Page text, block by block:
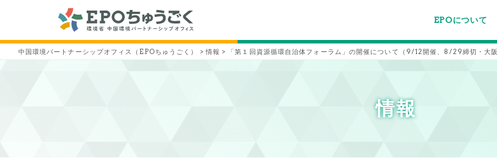
EPOについて
EPOちゅうごくにつ
事業内容
スタッフ紹介
施設案内/利用案内
中国環境パートナーシップオフィス（EPOちゅうごく） >情報 > 「第１回資源循環自治体フォーラム」の開催について（9/12開催、8/29締切・大阪
情報